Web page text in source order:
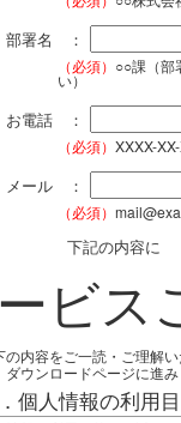
部署名 ：
（必須） ○○課（部
い）
お電話 ：
（必須） XXXX-
メール ：
（必須）
下記の内容に
ビス
の内容をご一読・ご理解
ダウンロードページに進
個人情報の利用